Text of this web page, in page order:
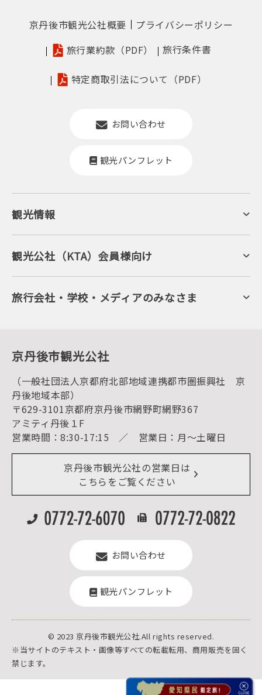
京丹後市観光公社概要
プライバシーポリシー
旅行業約款（PDF）
旅行条件書
特定商取引法について（PDF）
お問い合わせ
観光パンフレット
観光情報
京丹後について
ジオパークの絶景
キャンプ・グランピング
自然景観
旬の食
フルーツ
美術館・資料館
観光
海水浴
キャンプ
お宿探し
宿泊・日帰り予約（空室検索）
予約照会・予約キャンセル
宿泊施設一覧（お宿比較ページ）
アクセス
お知らせ
イベント情報
デジタル観光パンフレット
リアルタイム道路情報
よくある質問
観光公社（KTA）会員様向け
KTA会員コミュニティ
会員向けサービス
KTAニュースレター
会員加入・会員情報（会員規程）
旅行会社・学校・メディアのみなさま
プレスリリース
京丹後市観光公社
（一般社団法人京都府北部地域連携都市圏振興社 京
丹後地域本部）
〒629-3101京都府京丹後市網野町網野367
アミティ丹後１F
営業時間：8:30-17:15 ／ 営業日：月～土曜日
京丹後市観光公社の営業日は
こちらをご覧ください
お問い合わせ
観光パンフレット
© 2023 京丹後市観光公社.All rights reserved.
※当サイトのテキスト・画像等すべての転載転用、商用販売を固く
禁じます。